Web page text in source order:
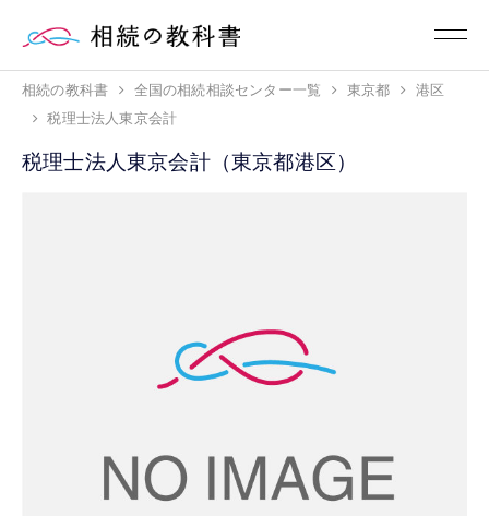
相続の教科書 全国の相続相談センター一覧 東京都
港区
税理士法人東京会計
税理士法人東京会計（東京都港区）